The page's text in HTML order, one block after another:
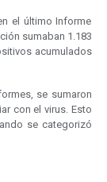
el último Informe
sumaban 1.183
acumulados
se sumaron
con el virus. Esto
se categorizó